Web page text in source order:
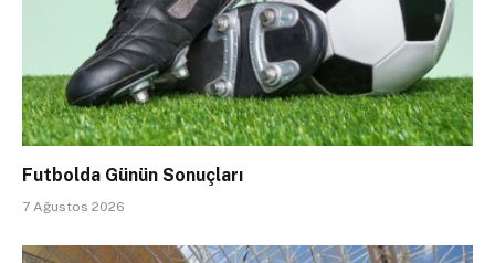
Futbolda Günün Sonuçları
7 Ağustos 2026